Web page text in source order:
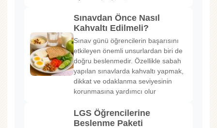
Sınavdan Önce Nasıl
Kahvaltı Edilmeli?
Sınav günü öğrencilerin başarısını
etkileyen önemli unsurlardan biri de
doğru beslenmedir. Özellikle sabah
yapılan sınavlarda kahvaltı yapmak,
dikkat ve odaklanma seviyesinin
korunmasına yardımcı olur
LGS Öğrencilerine
Beslenme Paketi